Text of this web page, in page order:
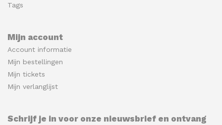
Tags
Mijn account
Account informatie
Mijn bestellingen
Mijn tickets
Mijn verlanglijst
Schrijf je in voor onze nieuwsbrief en ontvang